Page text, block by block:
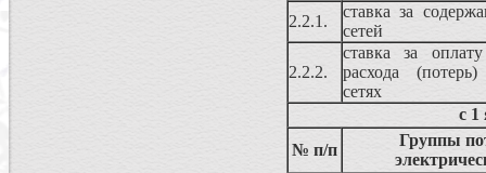
2.2.1.
ставка за
сетей
2.2.2.
ставка за оплату
расхода
сетях
с 1
№ п/п
Группы